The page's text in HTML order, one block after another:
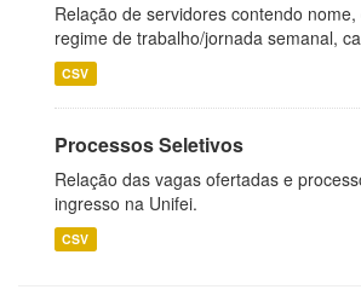
Relação de servidores contendo
regime de trabalho/jornada semanal,
CSV
Processos Seletivos
Relação das vagas ofertadas e
ingresso na Unifei.
CSV